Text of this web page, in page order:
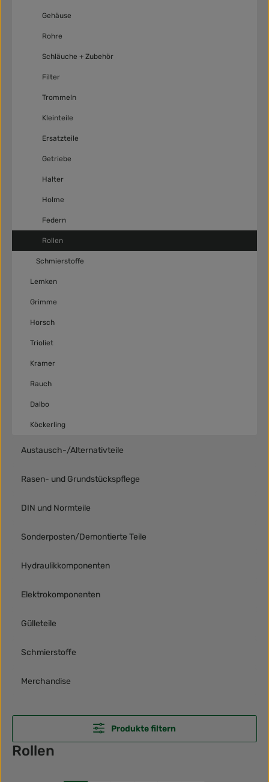
Gehäuse
Rohre
Schläuche + Zubehör
Filter
Trommeln
Kleinteile
Ersatzteile
Getriebe
Halter
Holme
Federn
Rollen
Schmierstoffe
Lemken
Grimme
Horsch
Trioliet
Kramer
Rauch
Dalbo
Köckerling
Austausch-/Alternativteile
Rasen- und Grundstückspflege
DIN und Normteile
Sonderposten/Demontierte Teile
Hydraulikkomponenten
Elektrokomponenten
Gülleteile
Schmierstoffe
Merchandise
Produkte filtern
Rollen